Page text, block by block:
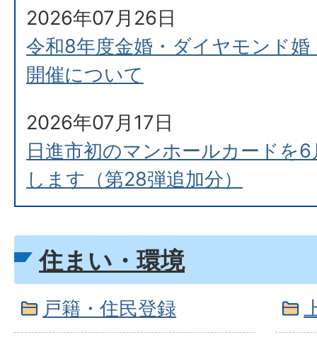
2026年07月26日
令和8年度金婚・ダイヤモンド
開催について
2026年07月17日
日進市初のマンホールカードを
します（第28弾追加分）
住まい・環境
戸籍・住民登録